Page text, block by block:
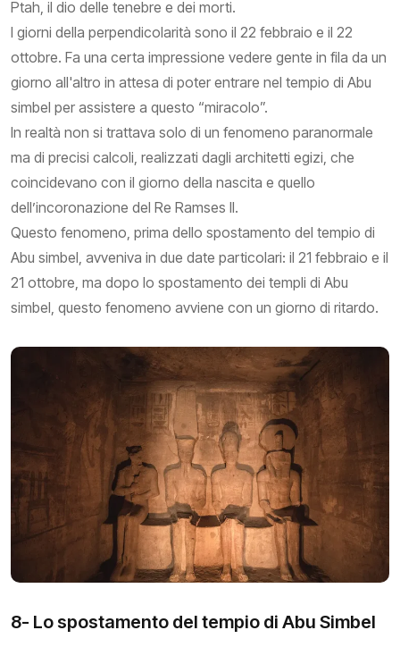
Ptah, il dio delle tenebre e dei morti.
I giorni della perpendicolarità sono il 22 febbraio e il 22
ottobre. Fa una certa impressione vedere gente in fila da un
giorno all'altro in attesa di poter entrare nel tempio di Abu
simbel per assistere a questo “miracolo”.
In realtà non si trattava solo di un fenomeno paranormale
ma di precisi calcoli, realizzati dagli architetti egizi, che
coincidevano con il giorno della nascita e quello
dell’incoronazione del Re Ramses II.
Questo fenomeno, prima dello spostamento del tempio di
Abu simbel, avveniva in due date particolari: il 21 febbraio e il
21 ottobre, ma dopo lo spostamento dei templi di Abu
simbel, questo fenomeno avviene con un giorno di ritardo.
8- Lo spostamento del tempio di Abu Simbel